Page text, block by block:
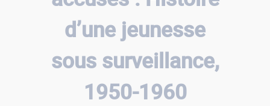
d’une jeunesse
sous surveillance,
1950-1960